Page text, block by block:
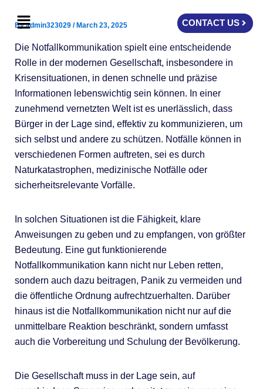
Menu CONTACT US
Byadmin323029 /March 23, 2025
Die Notfallkommunikation spielt eine entscheidende
Rolle in der modernen Gesellschaft, insbesondere in
Krisensituationen, in denen schnelle und präzise
Informationen lebenswichtig sein können. In einer
zunehmend vernetzten Welt ist es unerlässlich, dass
Bürger in der Lage sind, effektiv zu kommunizieren, um
sich selbst und andere zu schützen. Notfälle können in
verschiedenen Formen auftreten, sei es durch
Naturkatastrophen, medizinische Notfälle oder
sicherheitsrelevante Vorfälle.
In solchen Situationen ist die Fähigkeit, klare
Anweisungen zu geben und zu empfangen, von größter
Bedeutung. Eine gut funktionierende
Notfallkommunikation kann nicht nur Leben retten,
sondern auch dazu beitragen, Panik zu vermeiden und
die öffentliche Ordnung aufrechtzuerhalten. Darüber
hinaus ist die Notfallkommunikation nicht nur auf die
unmittelbare Reaktion beschränkt, sondern umfasst
auch die Vorbereitung und Schulung der Bevölkerung.
Die Gesellschaft muss in der Lage sein, auf